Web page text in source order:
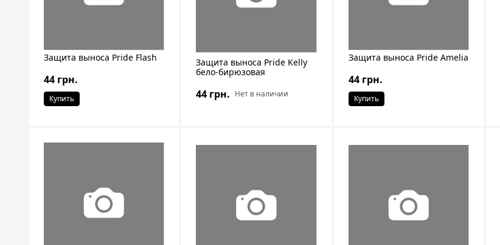
Защита выноса Pride Flash
44 грн.
Купить
Защита выноса Pride Kelly
бело-бирюзовая
44 грн. Нет в наличии
Защита выноса Pride Amelia
44 грн.
Купить